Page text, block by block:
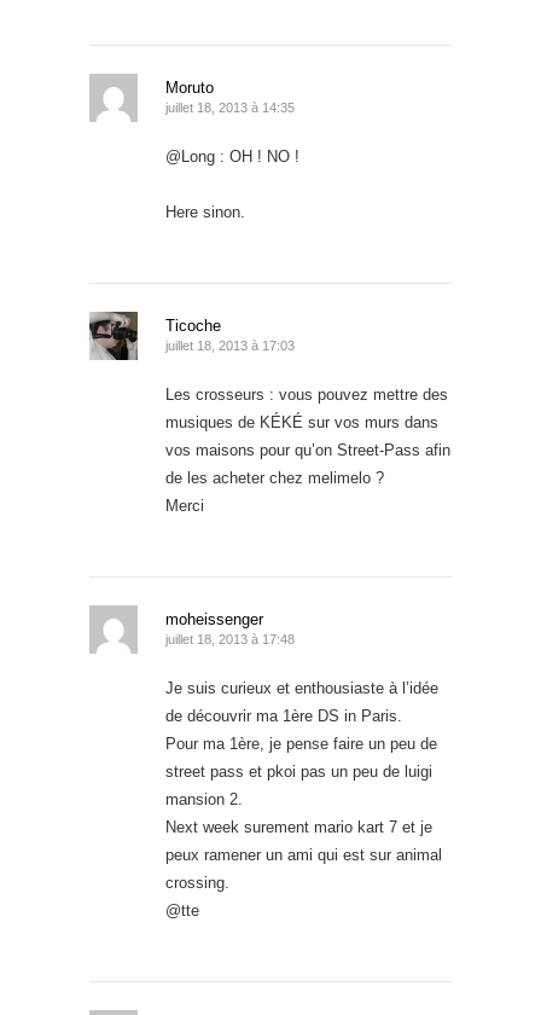
Moruto
juillet 18, 2013 à 14:35
@Long : OH ! NO !
Here sinon.
Ticoche
juillet 18, 2013 à 17:03
Les crosseurs : vous pouvez mettre des
musiques de KÉKÉ sur vos murs dans
vos maisons pour qu’on Street-Pass afin
de les acheter chez melimelo ?
Merci
moheissenger
juillet 18, 2013 à 17:48
Je suis curieux et enthousiaste à l’idée
de découvrir ma 1ère DS in Paris.
Pour ma 1ère, je pense faire un peu de
street pass et pkoi pas un peu de luigi
mansion 2.
Next week surement mario kart 7 et je
peux ramener un ami qui est sur animal
crossing.
@tte